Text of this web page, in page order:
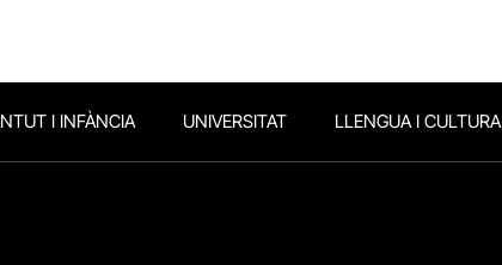
I INFÀNCIA UNIVERSITAT LLENGUA I CULTURA